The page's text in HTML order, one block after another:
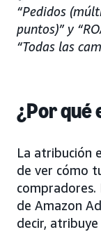
“Pedidos
puntos)” y
“Todas las
¿Por qué
La atribución
de ver cómo
de Amazon
decir,